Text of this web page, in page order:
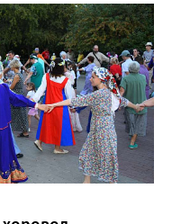
палаточном лагере на
на рейсовом автобусе
13:21 и 18:01 от
библиотеки до села
Время отправления в
21:00, 21:30, 22:00.